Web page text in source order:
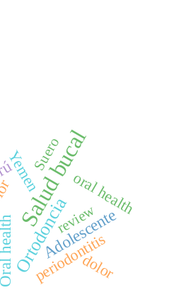
Salud bucal
Ortodoncia
Adolescente
periodontitis
Yemen oral health
dolor
review
Suero